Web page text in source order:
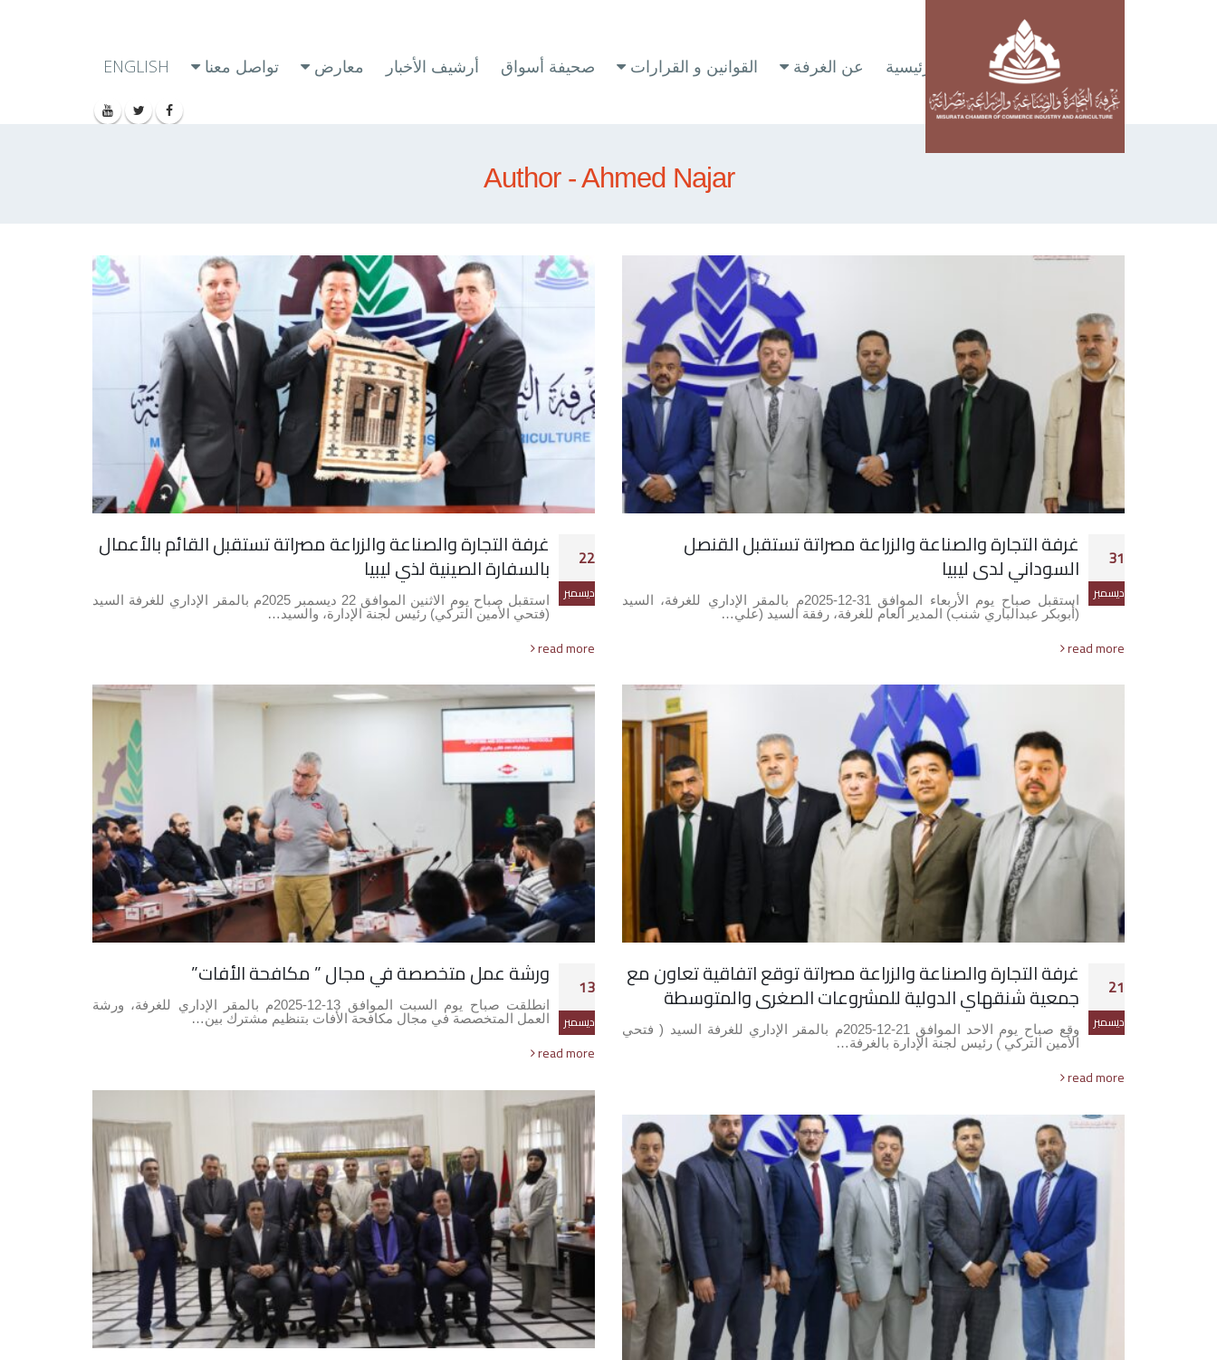
الرئيسية عن الغرفة القوانين و القرارات صحيفة أسواق أرشيف الأخبار معارض تواصل معنا ENGLISH
Author - Ahmed Najar
31
ديسمبر
غرفة التجارة والصناعة والزراعة مصراتة تستقبل القنصل
السوداني لدى ليبيا
استقبل صباح يوم الأربعاء الموافق 31-12-2025م بالمقر الإداري للغرفة، السيد
(أبوبكر عبدالباري شنب) المدير العام للغرفة، رفقة السيد (علي…
read more
22
ديسمبر
غرفة التجارة والصناعة والزراعة مصراتة تستقبل القائم بالأعمال
بالسفارة الصينية لذي ليبيا
استقبل صباح يوم الاثنين الموافق 22 ديسمبر 2025م بالمقر الإداري للغرفة السيد
(فتحي الأمين التركي) رئيس لجنة الإدارة، والسيد…
read more
21
ديسمبر
غرفة التجارة والصناعة والزراعة مصراتة توقع اتفاقية تعاون مع
جمعية شنقهاي الدولية للمشروعات الصغرى والمتوسطة
وقع صباح يوم الاحد الموافق 21-12-2025م بالمقر الإداري للغرفة السيد ( فتحي
الأمين التركي ) رئيس لجنة الإدارة بالغرفة…
read more
13
ديسمبر
ورشة عمل متخصصة في مجال ” مكافحة الأفات”
انطلقت صباح يوم السبت الموافق 13-12-2025م بالمقر الإداري للغرفة، ورشة
العمل المتخصصة في مجال مكافحة الأفات بتنظيم مشترك بين…
read more